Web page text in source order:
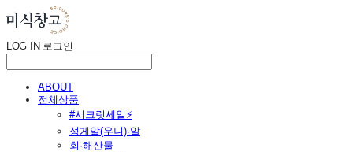
LOG IN 로그인
ABOUT
전체상품
#시크릿세일⚡
성게알(우니)·알
회·해산물